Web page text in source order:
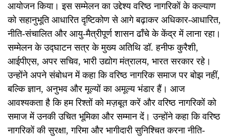
आयोजन किया। इस सम्मेलन का उद्देश्य वरिष्ठ नागरिकों के कल्याण
को सहानुभूति आधारित दृष्टिकोण से आगे बढ़ाकर अधिकार-आधारित,
नीति-संचालित और आयु-मैत्रीपूर्ण शासन ढाँचे के केंद्र में लाना रहा।
सम्मेलन के उद्घाटन सत्र के मुख्य अतिथि डॉ. हनीफ कुरैशी,
आईपीएस, अपर सचिव, भारी उद्योग मंत्रालय, भारत सरकार रहे।
उन्होंने अपने संबोधन में कहा कि वरिष्ठ नागरिक समाज पर बोझ नहीं,
बल्कि ज्ञान, अनुभव और मूल्यों का अमूल्य भंडार हैं। आज
आवश्यकता है कि हम रिश्तों को मज़बूत करें और वरिष्ठ नागरिकों को
समाज में उनकी उचित भूमिका और सम्मान दें। उन्होंने कहा कि वरिष्ठ
नागरिकों की सुरक्षा, गरिमा और भागीदारी सुनिश्चित करना नीति-